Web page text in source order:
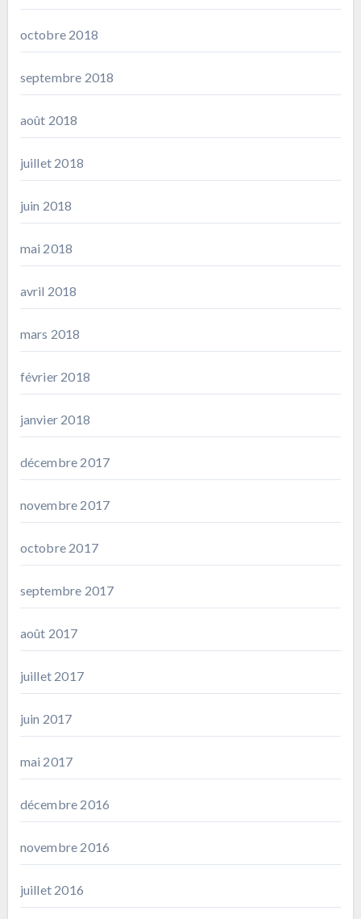
octobre 2018
septembre 2018
août 2018
juillet 2018
juin 2018
mai 2018
avril 2018
mars 2018
février 2018
janvier 2018
décembre 2017
novembre 2017
octobre 2017
septembre 2017
août 2017
juillet 2017
juin 2017
mai 2017
décembre 2016
novembre 2016
juillet 2016